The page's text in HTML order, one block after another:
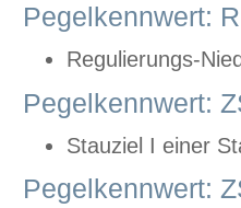
Pegelkennwert:
Regulierungs-
Pegelkennwert:
Stauziel I einer
Pegelkennwert: